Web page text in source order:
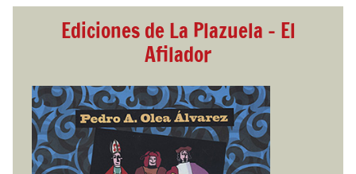
Ediciones de La Plazuela - El
Afilador